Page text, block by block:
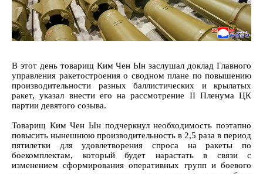
В этот день товарищ Ким Чен Ын заслушал доклад Главного
управления ракетостроения о сводном плане по повышению
производительности разных баллистических и крылатых
ракет, указал внести его на рассмотрение II Пленума ЦК
партии девятого созыва.
Товарищ Ким Чен Ын подчеркнул необходимость поэтапно
повысить нынешнюю производительность в 2,5 раза в период
пятилетки для удовлетворения спроса на ракеты по
боекомплектам, который будет нарастать в связи с
изменением сформирования оперативных групп и боевого